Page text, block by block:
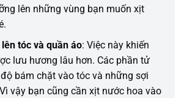
lên những vùng bạn muốn xịt
tóc và quần áo: Việc này khiến
lưu hương lâu hơn. Các phần tử
bám chặt vào tóc và những sợi
vậy bạn cũng cần xịt nước hoa vào